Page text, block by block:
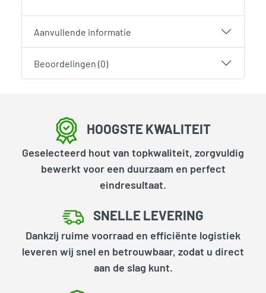
Aanvullende informatie
Beoordelingen (0)
HOOGSTE KWALITEIT
Geselecteerd hout van topkwaliteit, zorgvuldig
bewerkt voor een duurzaam en perfect
eindresultaat.
SNELLE LEVERING
Dankzij ruime voorraad en efficiënte logistiek
leveren wij snel en betrouwbaar, zodat u direct
aan de slag kunt.